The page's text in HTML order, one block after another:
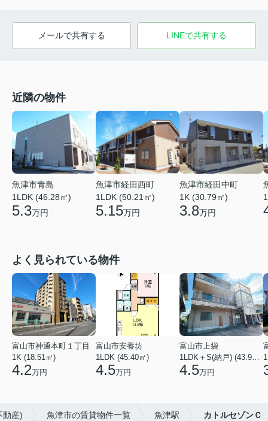
メールで共有する LINEで共有する
近隣の物件
魚津市青島
1LDK (46.28㎡)
5.3万円
魚津市経田西町
1LDK (50.21㎡)
5.15万円
魚津市経田中町
1K (30.79㎡)
3.8万円
よく見られている物件
富山市神通本町１丁目
1K (18.51㎡)
4.2万円
富山市安養坊
1LDK (45.40㎡)
4.5万円
富山市上袋
1LDK＋S(納戸) (43.93㎡)
4.5万円
動産) 魚津市の賃貸物件一覧 魚津駅 カトルセゾンＣ